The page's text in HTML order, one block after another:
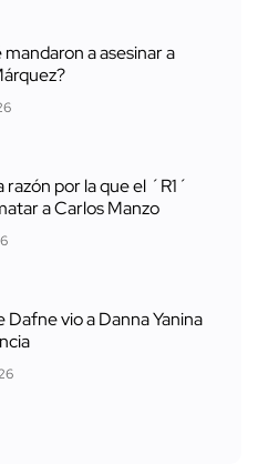
mandaron a asesinar a
razón por la que el ´R1´
a Carlos Manzo
Dafne vio a Danna Yanina